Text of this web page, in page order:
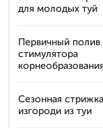
для молодых туй
Первичный полив
стимулятора
Сезонная
изгороди из туи